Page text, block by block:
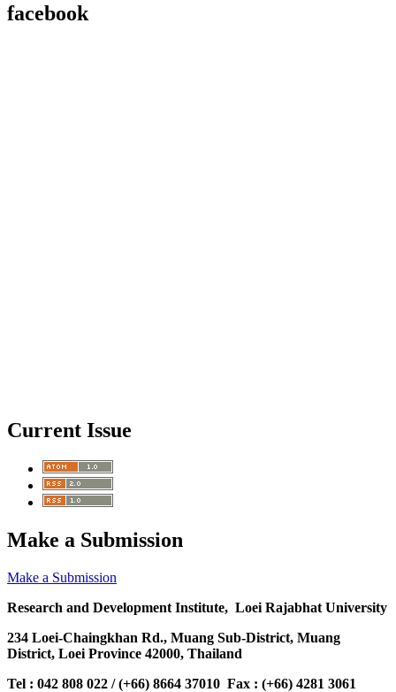
facebook
Current Issue
Make a Submission
Make a Submission
Research and Development Institute, Loei Rajabhat University
234 Loei-Chaingkhan Rd., Muang Sub-District, Muang
District, Loei Province 42000, Thailand
Tel : 042 808 022 / (+66) 8664 37010 Fax : (+66) 4281 3061